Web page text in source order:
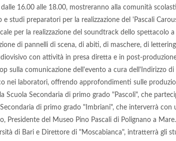
16.00 alle 18.00, mostreranno alla comunità
studi preparatori per la realizzazione del 'Pascali
per la realizzazione del soundtrack dello spettacolo
di pannelli di scena, di abiti, di maschere, di
con attività in presa diretta e in post-
sulla comunicazione dell'evento a cura dell'Indirizzo di
nei laboratori, offrendo approfondimenti sulle
Scuola Secondaria di primo grado "Pascoli", che
di primo grado "Imbriani", che interverrà
Presidente del Museo Pino Pascali di Polignano a
di Bari e Direttore di "Moscabianca", intratterrà gli